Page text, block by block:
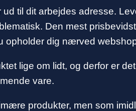
til dit arbejdes adresse.
Den mest
opholder dig nærved
lige om lidt, og derfor er
vare.
produkter, men som